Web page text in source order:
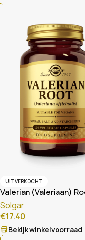
UITVERKOCHT
Valerian (Valeriaan)
Solgar
€17.40
Bekijk winkelvoorraad